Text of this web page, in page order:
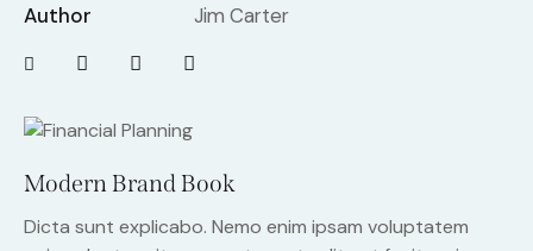
Modern Brand Book
Dicta sunt explicabo. Nemo enim ipsam voluptatem
Author
Jim Carter